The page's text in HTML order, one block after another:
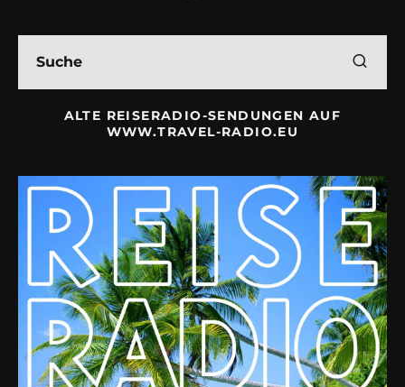
ALTE REISERADIO-SENDUNGEN AUF
WWW.TRAVEL-RADIO.EU